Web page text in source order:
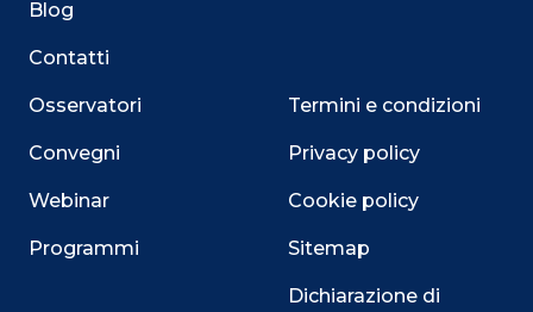
Blog
Contatti
Osservatori
Convegni
Webinar
Programmi
Termini e condizioni
Privacy policy
Cookie policy
Sitemap
Dichiarazione di